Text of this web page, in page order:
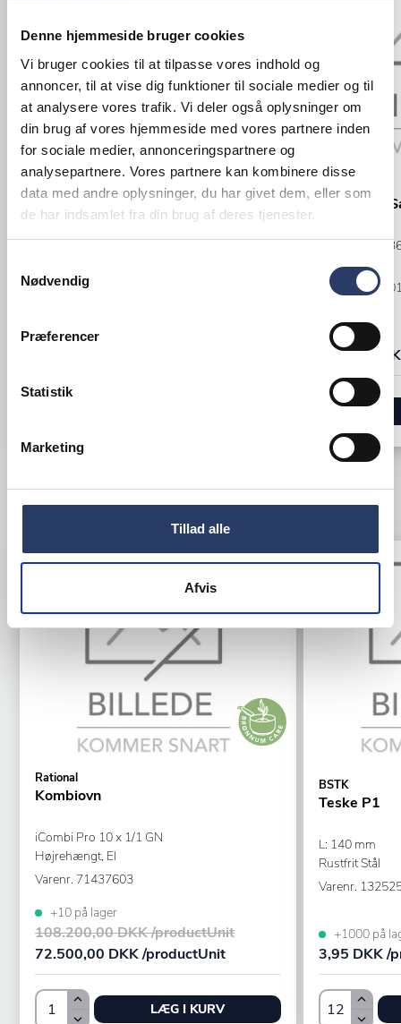
Denne hjemmeside bruger cookies
Vi bruger cookies til at tilpasse vores indhold og
annoncer, til at vise dig funktioner til sociale medier og til
at analysere vores trafik. Vi deler også oplysninger om
din brug af vores hjemmeside med vores partnere inden
for sociale medier, annonceringspartnere og
analysepartnere. Vores partnere kan kombinere disse
data med andre oplysninger, du har givet dem, eller som
de har indsamlet fra din brug af deres tjenester.
Nødvendig
Præferencer
Statistik
Marketing
Tillad alle
Afvis
Brønnum
Låg 1/1 GN Buffet-Line
LxBxH: 530x325x100 mm
Varenr.23000001
+10 på lager
APS
Køleplade
LxBxH:
Sort Akryl
Varenr.
+1 på lager
848,00
Tilbud
Rational
Kombiovn
iCombi Pro 10 x 1/1 GN
Højrehængt, El
Varenr. 71437603
+10 på lager
108.200,00 DKK /productUnit
72.500,00 DKK /productUnit
LÆG I KURV
Tilbud
BSTK
Teske P1
L: 140 mm
Rustfrit Stål
Varenr.
+1000 på
3,95 DKK /